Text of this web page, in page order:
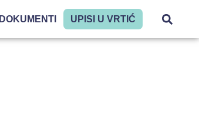
DOKUMENTI UPISI U VRTIĆ